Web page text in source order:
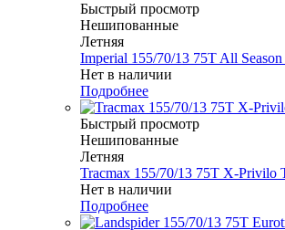
Быстрый просмотр
Нешипованные
Летняя
Imperial 155/70/13 75T All
Нет в наличии
Подробнее
Быстрый просмотр
Нешипованные
Летняя
Tracmax 155/70/13 75T X-Privilo
Нет в наличии
Подробнее